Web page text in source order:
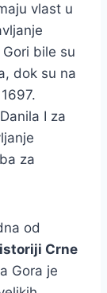
vlast u
bile su
dok su na
I za
za
od
istoriji Crne
Gora je